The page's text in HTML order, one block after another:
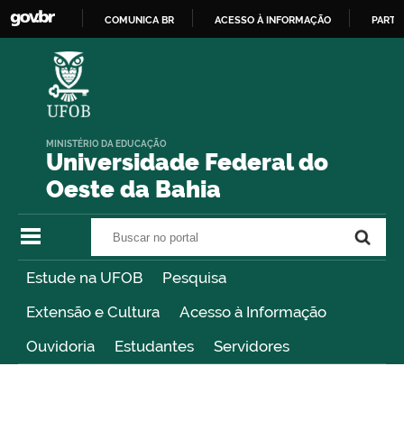
COMUNICA BR ACESSO À INFORMAÇÃO
Universidade Federal do
Oeste da Bahia
MINISTÉRIO DA EDUCAÇÃO
Estude na UFOB
Pesquisa
Extensão e Cultura
Acesso à Informação
Ouvidoria
Estudantes Servidores